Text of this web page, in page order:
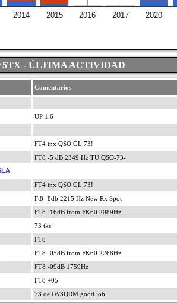
2014 2015 2016 2017 2020
- ÚLTIMA ACTIVIDAD
Comentarios
UP 1.6
FT4 tnx QSO GL 73!
FT8 -5 dB 2349 Hz TU QSO-73-
FT4 tnx QSO GL 73!
Ft8 -8db 2215 Hz New Rx Spot
FT8 -16dB from FK60 2089Hz
73 tks
FT8
FT8 -05dB from FK60 2268Hz
FT8 -09dB 1759Hz
FT8 +05
73 de IW3QRM good job